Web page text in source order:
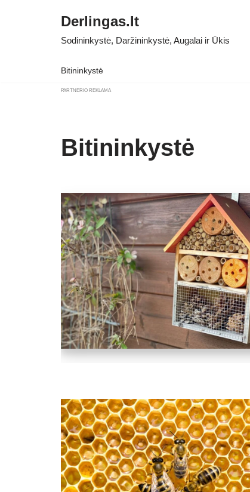
Derlingas.lt
Sodininkystė, Daržininkystė, Augalai ir Ūkis
Bitininkystė
PARTNERIO REKLAMA
Bitininkystė